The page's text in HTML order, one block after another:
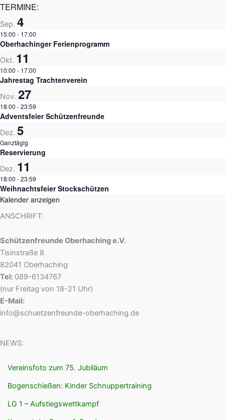
TERMINE:
Sep. 4
15:00 - 17:00
Oberhachinger Ferienprogramm
Okt. 11
10:00 - 17:00
Jahrestag Trachtenverein
Nov. 27
18:00 -23:59
Adventsfeier Schützenfreunde
Dez. 5
Ganztägig
Reservierung
Dez. 11
18:00 -23:59
Weihnachtsfeier Stockschützen
Kalender anzeigen
ANSCHRIFT:
Schützenfreunde Oberhaching e.V.
Tisinstraße 8
82041 Oberhaching
Tel: 089-6134767
(nur Freitag von 18-21 Uhr)
E-Mail:
info@schuetzenfreunde-oberhaching.de
NEWS:
Vereinsfoto zum 75. Jubiläum
Bogenschießen: Kinder Schnuppertraining
LG 1 – Aufstiegswettkampf